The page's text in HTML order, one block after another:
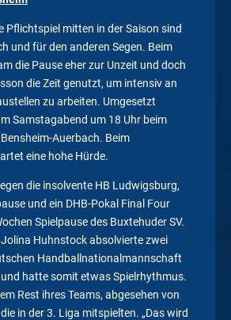
Pflichtspiel mitten in der Saison sind
und für den anderen Segen. Beim
die Pause eher zur Unzeit und doch
die Zeit genutzt, um intensiv an
zu arbeiten. Umgesetzt
Samstagabend um 18 Uhr beim
Auerbach. Beim
eine hohe Hürde.
die insolvente HB Ludwigsburg,
und ein DHB-Pokal Final Four
Spielpause des Buxtehuder SV.
Huhnstock absolvierte zwei
Handballnationalmannschaft
hatte somit etwas Spielrhythmus.
Rest ihres Teams, abgesehen von
in der 3. Liga mitspielten. „Das wird